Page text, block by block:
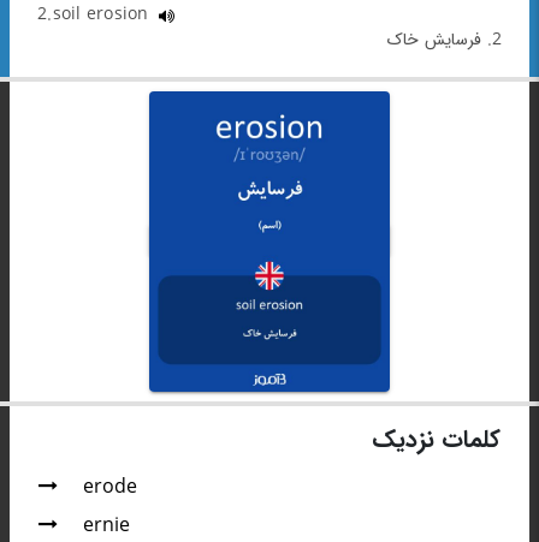
2.soil erosion
2. فرسایش خاک
کلمات نزدیک
erode
ernie